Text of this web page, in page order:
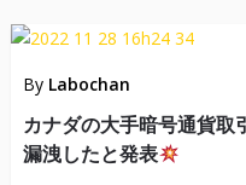
By Labochan
カナダの大手暗号通貨
漏洩したと発表